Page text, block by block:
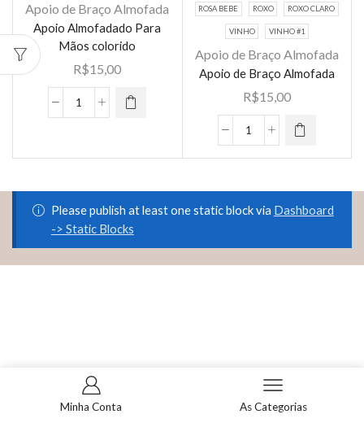
Apoio de Braço Almofada
Apoio Almofadado Para
Mãos colorido
R$15,00
Apoio
colorido
quantidade
Este
produto
tem várias
variantes.
As opções
podem ser
produto
ROSA BEBE ROXO ROXO CLARO
VINHO VINHO #1
Apoio de Braço Almofada
Apoio de Braço Almofada
R$15,00
Apoio
de
Almofada
quantidade
Este
produto
tem várias
variantes.
As opções
podem ser
escolhidas
produto
Please publish at least one static block via Dashboard
-> Static Blocks
Minha Conta As Categorias